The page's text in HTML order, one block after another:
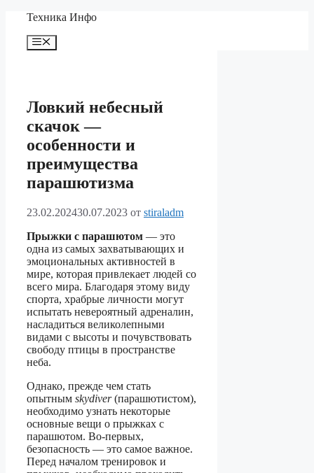
Перейти
содержимому
Техника Инфо
Меню
Ловкий небесный
скачок —
особенности и
преимущества
парашютизма
23.02.202430.07.2023 от stiraladm
Прыжки с парашютом — это
одна из самых захватывающих и
эмоциональных активностей в
мире, которая привлекает людей со
всего мира. Благодаря этому виду
спорта, храбрые личности могут
испытать невероятный адреналин,
насладиться великолепными
видами с высоты и почувствовать
свободу птицы в пространстве
неба.
Однако, прежде чем стать
опытным skydiver(парашютистом),
необходимо узнать некоторые
основные вещи о прыжках с
парашютом. Во-первых,
безопасность — это самое важное.
Перед началом тренировок и